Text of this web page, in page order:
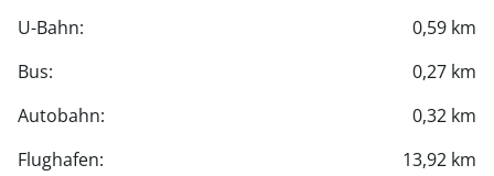
U-Bahn:
0,59 km
Bus:
0,27 km
Autobahn:
0,32 km
Flughafen:
13,92 km